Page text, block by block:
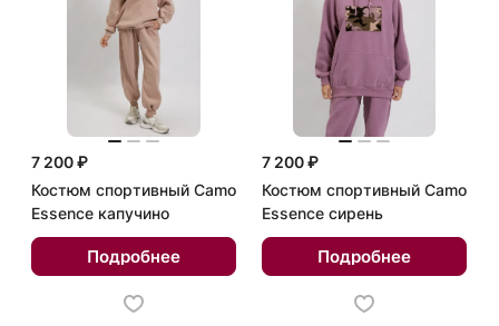
7 200 ₽
Костюм спортивный Camo
Essence капучино
Подробнее
7 200 ₽
Костюм спортивный Camo
Essence сирень
Подробнее